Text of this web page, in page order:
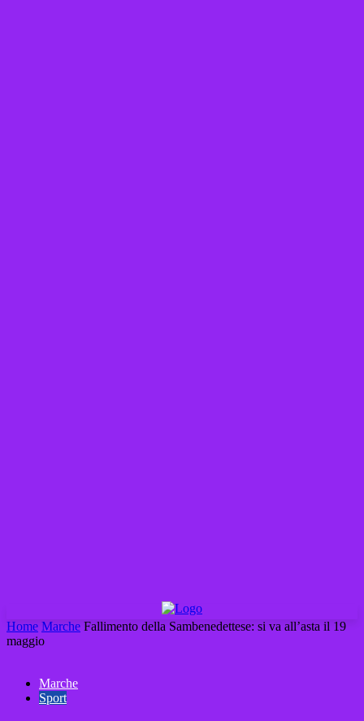
Home Marche Fallimento della Sambenedettese: si va all’asta il 19
maggio
Marche
Sport